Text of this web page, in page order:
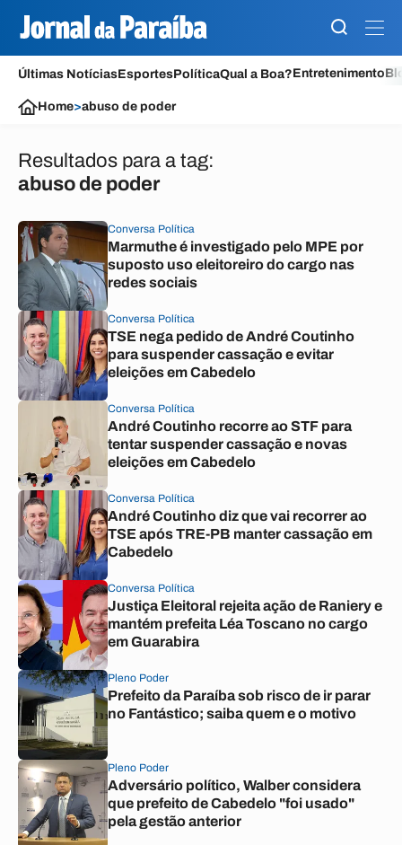
Últimas NotíciasEsportesPolíticaQual a Boa?Entretenimento
Home>abuso de poder
Resultados para a tag:
abuso de poder
Conversa Política
Marmuthe é investigado pelo MPE por
suposto uso eleitoreiro do cargo nas
redes sociais
Conversa Política
TSE nega pedido de André Coutinho
para suspender cassação e evitar
eleições em Cabedelo
Conversa Política
André Coutinho recorre ao STF para
tentar suspender cassação e novas
eleições em Cabedelo
Conversa Política
André Coutinho diz que vai recorrer ao
TSE após TRE-PB manter cassação em
Cabedelo
Conversa Política
Justiça Eleitoral rejeita ação de Raniery e
mantém prefeita Léa Toscano no cargo
em Guarabira
Pleno Poder
Prefeito da Paraíba sob risco de ir parar
no Fantástico; saiba quem e o motivo
Pleno Poder
Adversário político, Walber considera
que prefeito de Cabedelo "foi usado"
pela gestão anterior